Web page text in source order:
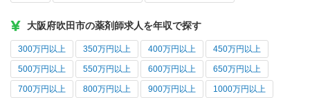
大阪府吹田市の薬剤師求人を年収で探す
300万円以上 350万円以上 400万円以上 450万円以上
500万円以上 550万円以上 600万円以上 650万円以上
700万円以上 800万円以上 900万円以上 1000万円以上